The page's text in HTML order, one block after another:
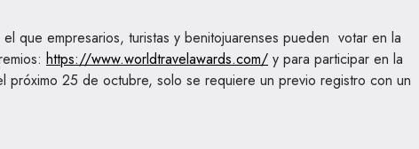
que empresarios, turistas y benitojuarenses pueden votar en la
https://www.worldtravelawards.com/ y para participar en la
próximo 25 de octubre, solo se requiere un previo registro con un